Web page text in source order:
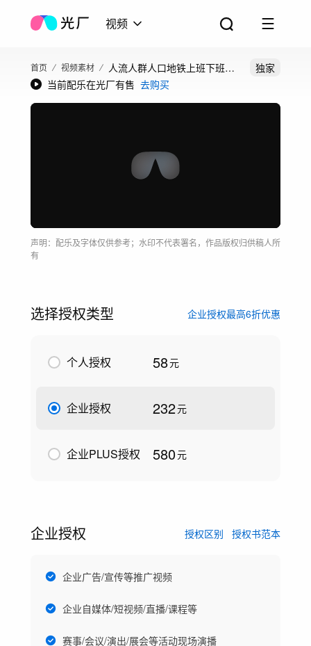
视频
首页 视频素材
人流人群人口地铁上班下班城
市时间时间流逝
独家
当前配乐在光厂有售 去购买
声明：配乐及字体仅供参考；水印不代表署名，作品版权归供稿人所
有
选择授权类型 企业授权最高6折优惠
个人授权 58元
企业授权 232元
企业PLUS授权 580元
企业授权 授权区别 授权书范本
企业广告/宣传等推广视频
企业自媒体/短视频/直播/课程等
赛事/会议/演出/展会等活动现场演播